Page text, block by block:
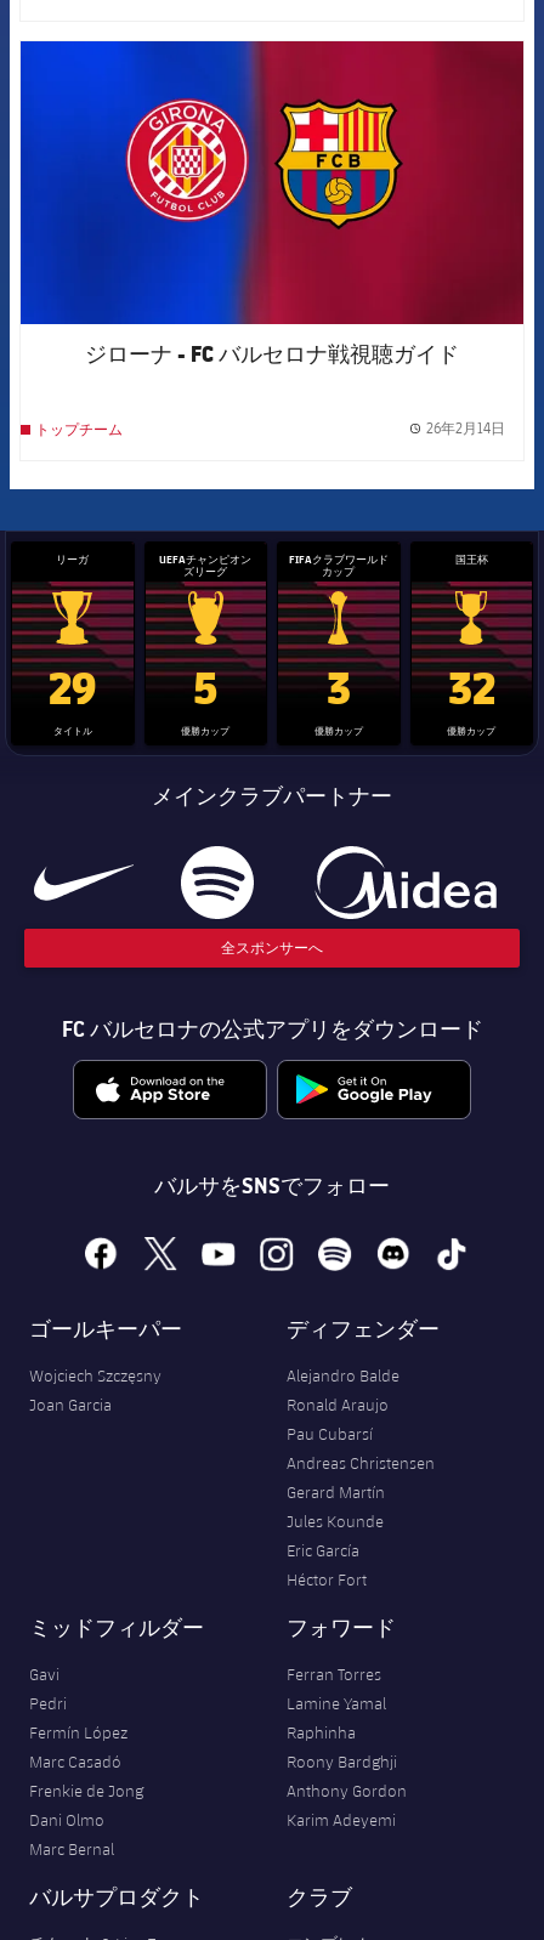
ジローナ - FC バルセロナ戦視聴ガイド
トップチーム 26年2月14日
リーガ
La Liga trophy
29
タイトル
UEFAチャンピオン
ズリーグ
Champions League trophy
5
優勝カップ
FIFAクラブワールド
カップ
label.aria.clubworldcup
3
優勝カップ
国王杯
国王杯
32
優勝カップ
メインクラブパートナー
全スポンサーへ
FC バルセロナの公式アプリをダウンロード
バルサをSNSでフォロー
facebook
x youtubeinstagramspotify discord tiktok
ゴールキーパー
Wojciech Szczęsny
Joan Garcia
ディフェンダー
Alejandro Balde
Ronald Araujo
Pau Cubarsí
Andreas Christensen
Gerard Martín
Jules Kounde
Eric García
Héctor Fort
ミッドフィルダー
Gavi
Pedri
Fermín López
Marc Casadó
Frenkie de Jong
Dani Olmo
Marc Bernal
フォワード
Ferran Torres
Lamine Yamal
Raphinha
Roony Bardghji
Anthony Gordon
Karim Adeyemi
バルサプロダクト クラブ